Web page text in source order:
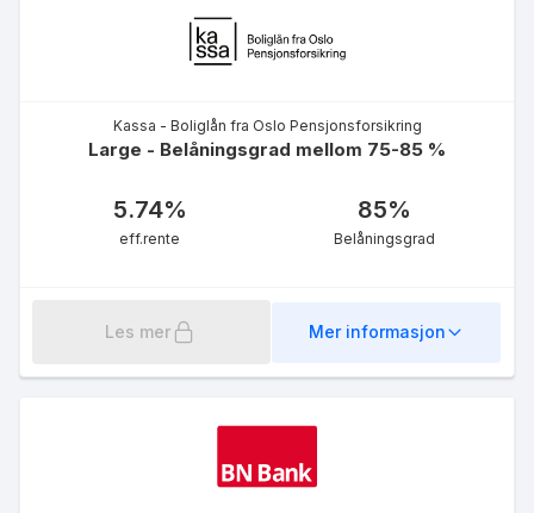
Kassa - Boliglån fra Oslo Pensjonsforsikring
Large - Belåningsgrad mellom 75-85 %
5.74%
eff.rente
85%
Belåningsgrad
Les mer Mer informasjon